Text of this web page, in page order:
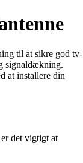
til at sikre god tv-
signaldækning.
at installere din
det vigtigt at